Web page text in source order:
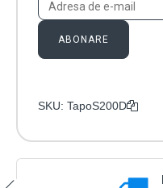
ABONARE
SKU: TapoS200D